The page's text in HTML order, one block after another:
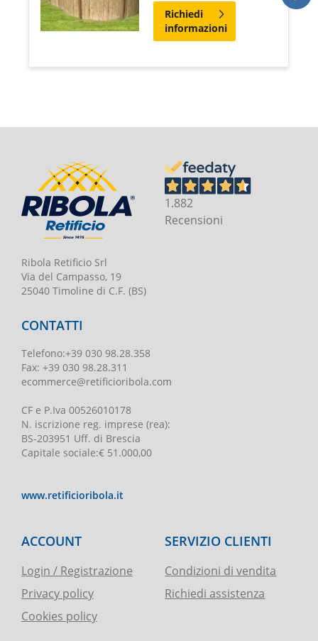
Richiedi
informazioni
Ribola Retificio Srl
Via del Campasso, 19
25040 Timoline di C.F. (BS)
1.882
Recensioni
CONTATTI
Telefono:+39 030 98.28.358
Fax: +39 030 98.28.311
ecommerce@retificioribola.com
CF e P.Iva 00526010178
N. iscrizione reg. imprese (rea):
BS-203951 Uff. di Brescia
Capitale sociale:€ 51.000,00
www.retificioribola.it
ACCOUNT
Login / Registrazione
Privacy policy
Cookies policy
SERVIZIO CLIENTI
Condizioni di vendita
Richiedi assistenza